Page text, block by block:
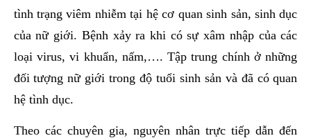
tình trạng viêm nhiễm tại hệ cơ quan sinh sản, sinh dục
của nữ giới. Bệnh xảy ra khi có sự xâm nhập của các
loại virus, vi khuẩn, nấm,…. Tập trung chính ở những
đối tượng nữ giới trong độ tuổi sinh sản và đã có quan
hệ tình dục.
Theo các chuyên gia, nguyên nhân trực tiếp dẫn đến